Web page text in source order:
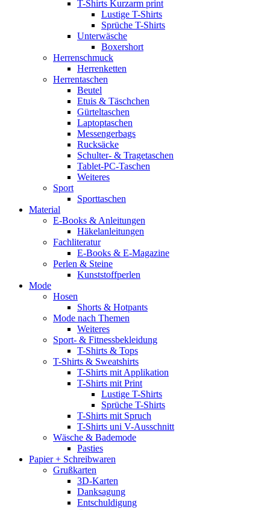
T-Shirts Kurzarm print
Lustige T-Shirts
Sprüche T-Shirts
Unterwäsche
Boxershort
Herrenschmuck
Herrenketten
Herrentaschen
Beutel
Etuis & Täschchen
Gürteltaschen
Laptoptaschen
Messengerbags
Rucksäcke
Schulter- & Tragetaschen
Tablet-PC-Taschen
Weiteres
Sport
Sporttaschen
Material
E-Books & Anleitungen
Häkelanleitungen
Fachliteratur
E-Books & E-Magazine
Perlen & Steine
Kunststoffperlen
Mode
Hosen
Shorts & Hotpants
Mode nach Themen
Weiteres
Sport- & Fitnessbekleidung
T-Shirts & Tops
T-Shirts & Sweatshirts
T-Shirts mit Applikation
T-Shirts mit Print
Lustige T-Shirts
Sprüche T-Shirts
T-Shirts mit Spruch
T-Shirts uni V-Ausschnitt
Wäsche & Bademode
Pasties
Papier + Schreibwaren
Grußkarten
3D-Karten
Danksagung
Entschuldigung